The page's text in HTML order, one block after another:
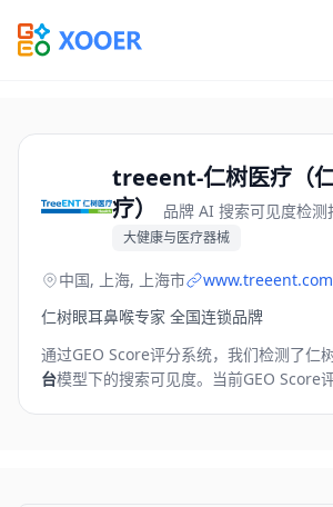
treeent-仁树医疗（
疗）
品牌 AI 搜索可见度检测
大健康与医疗器械
中国, 上海, 上海市
www.treeent.com
仁树眼耳鼻喉专家 全国连锁品牌
通过GEO Score评分系统，我们检测了仁
台模型下的搜索可见度。 当前GEO Score